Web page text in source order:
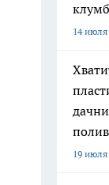
14 июля
19 июля